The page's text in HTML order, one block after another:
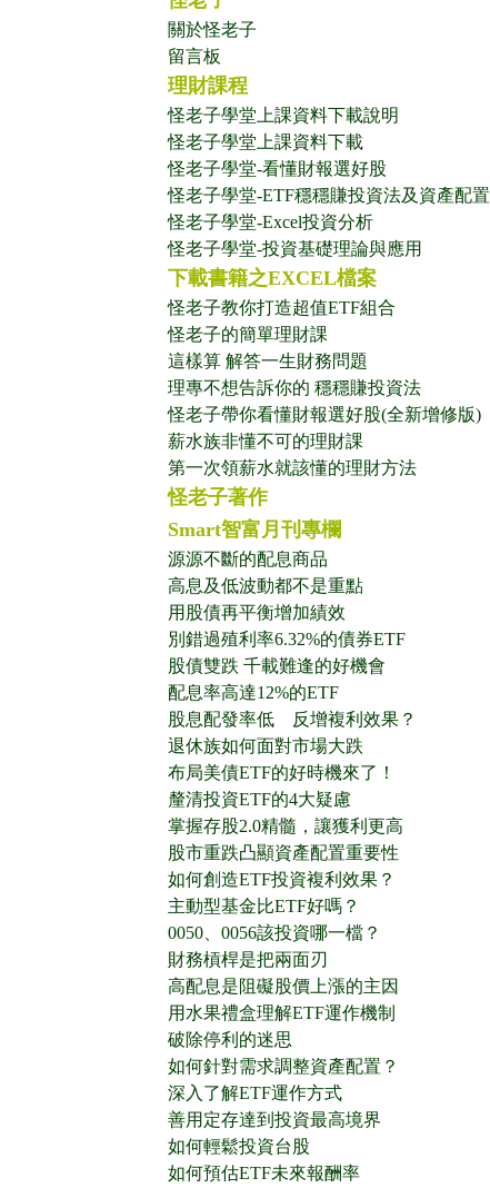
關於怪老子
留言板
理財課程
怪老子學堂上課資料下載說明
怪老子學堂上課資料下載
怪老子學堂-看懂財報選好股
怪老子學堂-ETF穩穩賺投資法及資產配置
怪老子學堂-Excel投資分析
怪老子學堂-投資基礎理論與應用
下載書籍之EXCEL檔案
怪老子教你打造超值ETF組合
怪老子的簡單理財課
這樣算 解答一生財務問題
理專不想告訴你的 穩穩賺投資法
怪老子帶你看懂財報選好股(全新增修版)
薪水族非懂不可的理財課
第一次領薪水就該懂的理財方法
怪老子著作
Smart智富月刊專欄
源源不斷的配息商品
高息及低波動都不是重點
用股債再平衡增加績效
別錯過殖利率6.32%的債券ETF
股債雙跌 千載難逢的好機會
配息率高達12%的ETF
股息配發率低 反增複利效果？
退休族如何面對市場大跌
布局美債ETF的好時機來了！
釐清投資ETF的4大疑慮
掌握存股2.0精髓，讓獲利更高
股市重跌凸顯資產配置重要性
如何創造ETF投資複利效果？
主動型基金比ETF好嗎？
0050、0056該投資哪一檔？
財務槓桿是把兩面刃
高配息是阻礙股價上漲的主因
用水果禮盒理解ETF運作機制
破除停利的迷思
如何針對需求調整資產配置？
深入了解ETF運作方式
善用定存達到投資最高境界
如何輕鬆投資台股
如何預估ETF未來報酬率